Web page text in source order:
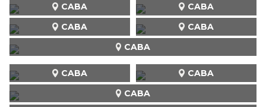
CABA CABA
CABA
CABA CABA
CABA
CABA CABA